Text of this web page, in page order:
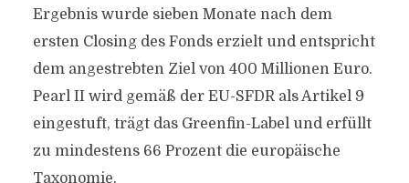
Ergebnis wurde sieben Monate nach dem
ersten Closing des Fonds erzielt und entspricht
dem angestrebten Ziel von 400 Millionen Euro.
Pearl II wird gemäß der EU-SFDR als Artikel 9
eingestuft, trägt das Greenfin-Label und erfüllt
zu mindestens 66 Prozent die europäische
Taxonomie.